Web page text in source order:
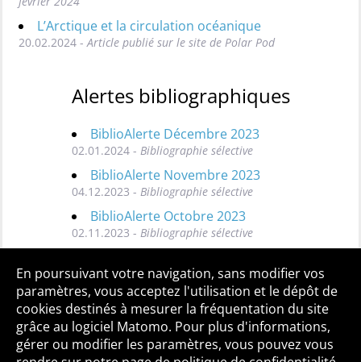
L’Arctique et la circulation océanique
20.02.2024 - Article publié sur le site de Polar Pod
Alertes bibliographiques
BiblioAlerte Décembre 2023
02.01.2024 - Bibliographie sélective
BiblioAlerte Novembre 2023
04.12.2023 - Bibliographie sélective
BiblioAlerte Octobre 2023
02.11.2023 - Bibliographie sélective
Toutes les BiblioAlertes
Qui sommes-nous ? Mentions légales
Accessibilité
Politique de confidentialité
Contact
En poursuivant votre navigation, sans modifier vos
paramètres, vous acceptez l'utilisation et le dépôt de
cookies destinés à mesurer la fréquentation du site
grâce au logiciel Matomo. Pour plus d'informations,
gérer ou modifier les paramètres, vous pouvez vous